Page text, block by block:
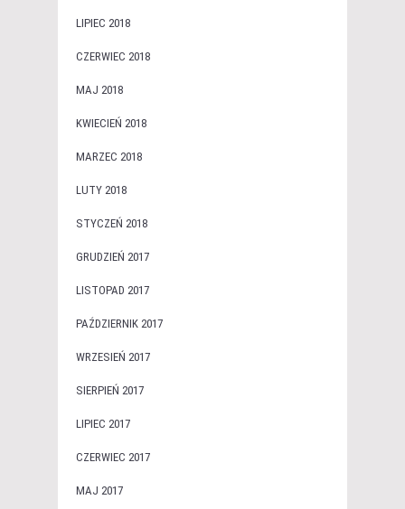
LIPIEC 2018
CZERWIEC 2018
MAJ 2018
KWIECIEŃ 2018
MARZEC 2018
LUTY 2018
STYCZEŃ 2018
GRUDZIEŃ 2017
LISTOPAD 2017
PAŹDZIERNIK 2017
WRZESIEŃ 2017
SIERPIEŃ 2017
LIPIEC 2017
CZERWIEC 2017
MAJ 2017